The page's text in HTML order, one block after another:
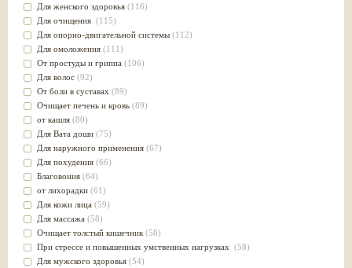
Для женского здоровья (116)
Для очищения (115)
Для опорно-двигательной системы (112)
Для омоложения (111)
От простуды и гриппа (106)
Для волос (92)
От боли в суставах (89)
Очищает печень и кровь (89)
от кашля (80)
Для Вата доши (75)
Для наружного применения (67)
Для похудения (66)
Благовония (64)
от лихорадки (61)
Для кожи лица (59)
Для массажа (58)
Очищает толстый кишечник (58)
При стрессе и повышенных умственных нагрузках (58)
Для мужского здоровья (54)